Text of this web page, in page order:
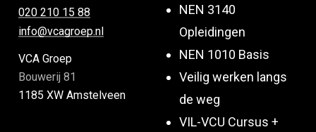
020 210 15 88
info@vcagroep.nl
VCA Groep
Bouwerij 81
1185 XW Amstelveen
NEN 3140
Opleidingen
NEN 1010 Basis
Veilig werken langs
de weg
VIL-VCU Cursus +